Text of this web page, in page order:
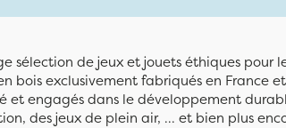
sélection de jeux et jouets éthiques
bois exclusivement fabriqués en France
et engagés dans le développement
des jeux de plein air, ... et bien plus